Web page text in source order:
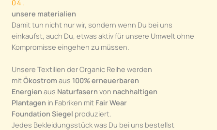
04.
unsere materialien
Damit tun nicht nur wir, sondern wenn Du bei uns
einkaufst, auch Du, etwas aktiv für unsere Umwelt ohne
Kompromisse eingehen zu müssen.
Unsere Textilien der Organic Reihe werden
mitÖkostrom aus 100% erneuerbaren
Energien aus Naturfasern von nachhaltigen
Plantagen in Fabriken mit Fair Wear
Foundation Siegel produziert.
Jedes Bekleidungsstück was Du bei uns bestellst